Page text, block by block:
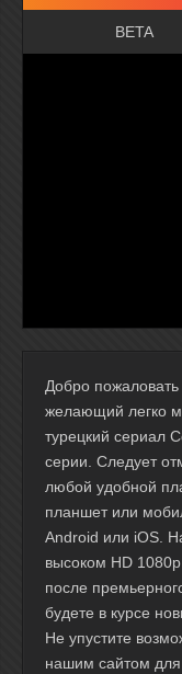
BETA
Добро
желающий легко
турецкий сериал
серии. Следует
любой удобной
планшет или
Android или iOS.
высоком HD 1080p
после
будете в курсе
Не упустите
нашим сайтом для